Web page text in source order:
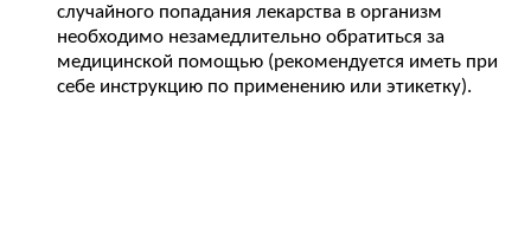
случайного попадания лекарства в организм
необходимо незамедлительно обратиться за
медицинской помощью (рекомендуется иметь при
себе инструкцию по применению или этикетку).